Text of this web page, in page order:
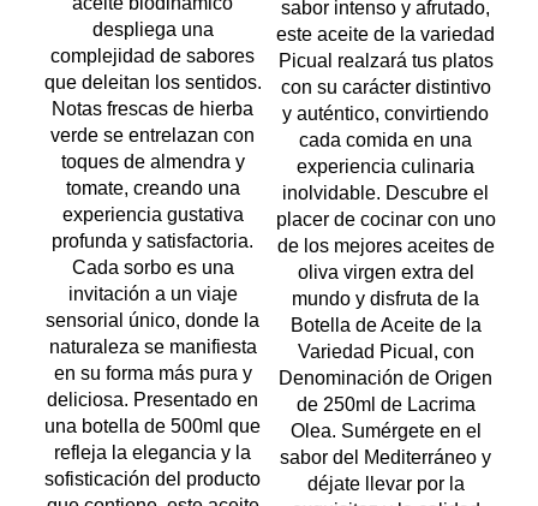
despliega una
complejidad de sabores
que deleitan los sentidos.
Notas frescas de hierba
verde se entrelazan con
toques de almendra y
tomate, creando una
experiencia gustativa
profunda y satisfactoria.
Cada sorbo es una
invitación a un viaje
sensorial único, donde la
naturaleza se manifiesta
en su forma más pura y
deliciosa. Presentado en
una botella de 500ml que
refleja la elegancia y la
sofisticación del producto
sabor intenso y afrutado,
este aceite de la variedad
Picual realzará tus platos
con su carácter distintivo
y auténtico, convirtiendo
cada comida en una
experiencia culinaria
inolvidable. Descubre el
placer de cocinar con uno
de los mejores aceites de
oliva virgen extra del
mundo y disfruta de la
Botella de Aceite de la
Variedad Picual, con
Denominación de Origen
de 250ml de Lacrima
Olea. Sumérgete en el
sabor del Mediterráneo y
déjate llevar por la